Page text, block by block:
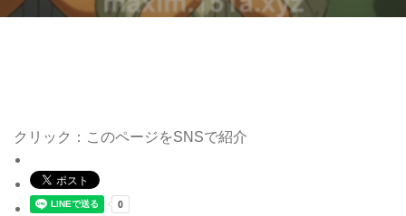
クリック：このページをSNSで紹介